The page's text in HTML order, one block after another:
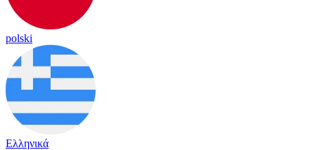
polski
Ελληνικά